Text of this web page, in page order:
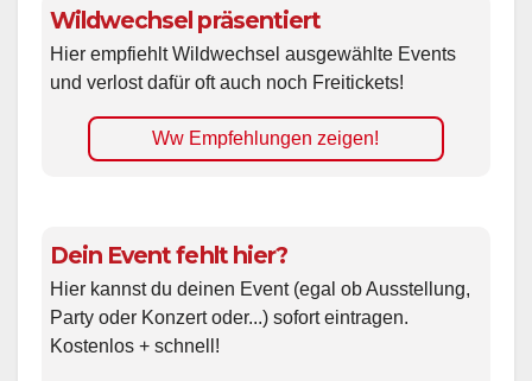
Wildwechsel präsentiert
Hier empfiehlt Wildwechsel ausgewählte Events
und verlost dafür oft auch noch Freitickets!
Ww Empfehlungen zeigen!
Dein Event fehlt hier?
Hier kannst du deinen Event (egal ob Ausstellung,
Party oder Konzert oder...) sofort eintragen.
Kostenlos + schnell!